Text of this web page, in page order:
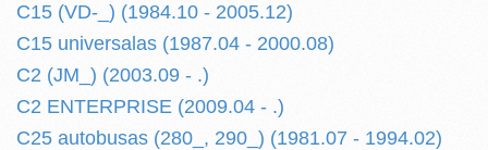
C15 (VD-_) (1984.10 - 2005.12)
C15 universalas (1987.04 - 2000.08)
C2 (JM_) (2003.09 - .)
C2 ENTERPRISE (2009.04 - .)
C25 autobusas (280_, 290_) (1981.07 - 1994.02)